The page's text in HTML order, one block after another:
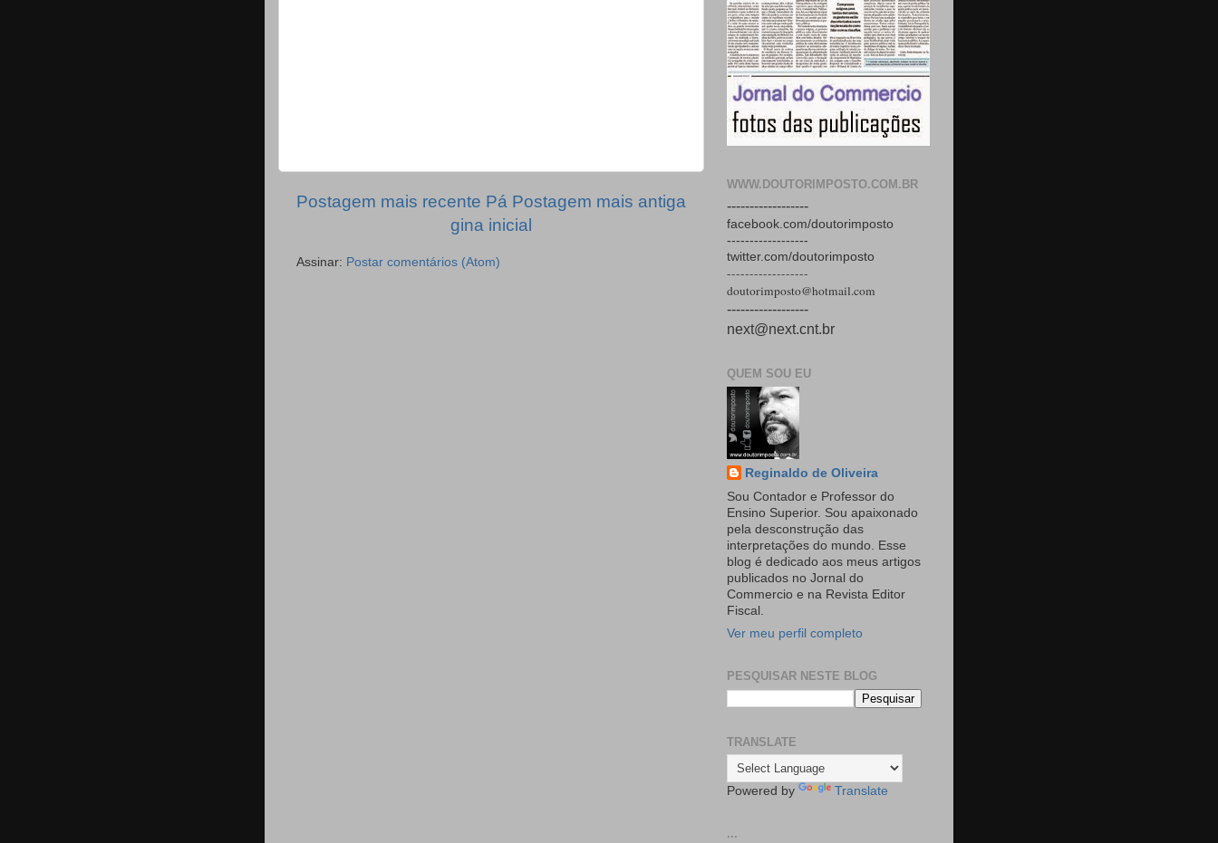
Postagem mais recente Postagem mais antiga
Pá
gina inicial
Assinar: Postar comentários (Atom)
WWW.DOUTORIMPOSTO.COM.BR
------------------
facebook.com/doutorimposto
------------------
twitter.com/doutorimposto
------------------
doutorimposto@hotmail.com
------------------
next@next.cnt.br
QUEM SOU EU
Reginaldo de Oliveira
Sou Contador e Professor do
Ensino Superior. Sou apaixonado
pela desconstrução das
interpretações do mundo. Esse
blog é dedicado aos meus artigos
publicados no Jornal do
Commercio e na Revista Editor
Fiscal.
Ver meu perfil completo
PESQUISAR NESTE BLOG
TRANSLATE
Powered by Translate
...